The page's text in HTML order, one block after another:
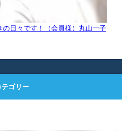
日々です！（会員様）丸山一子
テゴリー